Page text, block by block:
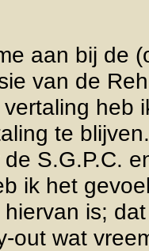
aan bij de
van de
heb
te
S.G.P.C.
ik het
is;
out wat